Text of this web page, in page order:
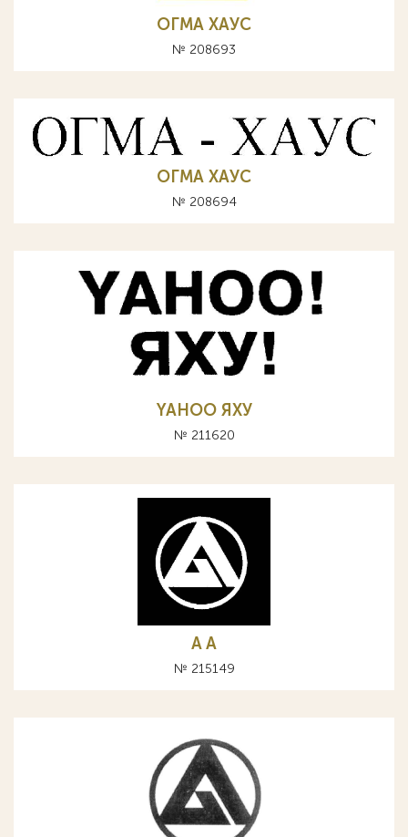
ОГМА ХАУС
№ 208693
ОГМА ХАУС
№ 208694
YAHOO ЯХУ
№ 211620
A А
№ 215149